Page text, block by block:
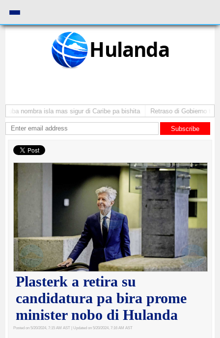
Hulanda
nombra isla mas sigur di Caribe pa bishita Retraso di Gobierno ta
Subscribe
Plasterk a retira su
candidatura pa bira prome
minister nobo di Hulanda
Posted on 5/20/2024, 7:15 AM AST | Updated on 5/20/2024, 7:16 AM AST